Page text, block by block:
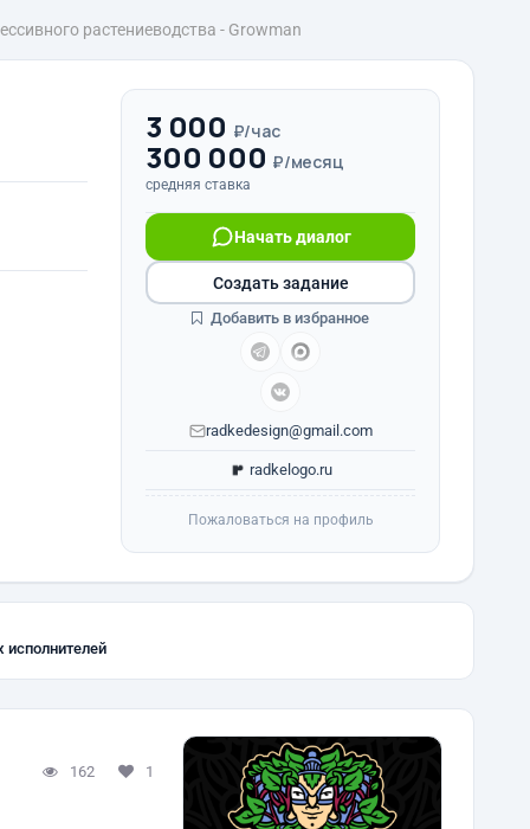
растениеводства - Growman
3 000 ₽/час
300 000 ₽/месяц
средняя ставка
Начать диалог
radkedesign@gmail.com
radkelogo.ru
Создать задание
Добавить в избранное
Пожаловаться на профиль
162 1